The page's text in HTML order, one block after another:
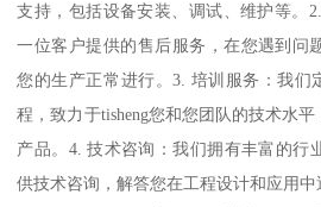
支持，包括设备安装、调试、维护等。
一位客户提供的售后服务，在您遇到问
您的生产正常进行。3. 培训服务：我们
程，致力于tisheng您和您团队的技术水
产品。4. 技术咨询：我们拥有丰富的行
供技术咨询，解答您在工程设计和应用中